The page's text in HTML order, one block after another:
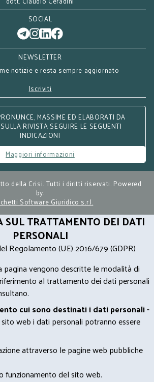
SOCIAL
NEWSLETTER
notizie e resta sempre aggiornato
Iscriviti
MASSIME ED ELABORATI DA
RIVISTA SEGUIRE LE SEGUENTI
INDICAZIONI
Maggiori informazioni
della Crisi. Tutti i diritti riservati. Powered
by:
Software Giuridico s.r.l.
SUL TRATTAMENTO DEI DATI
PERSONALI
Regolamento (UE) 2016/679 (GDPR)
pagina vengono descritte le modalità di
al trattamento dei dati personali
cui sono destinati i dati personali -
web i dati personali potranno essere
attraverso le pagine web pubbliche
del sito web.